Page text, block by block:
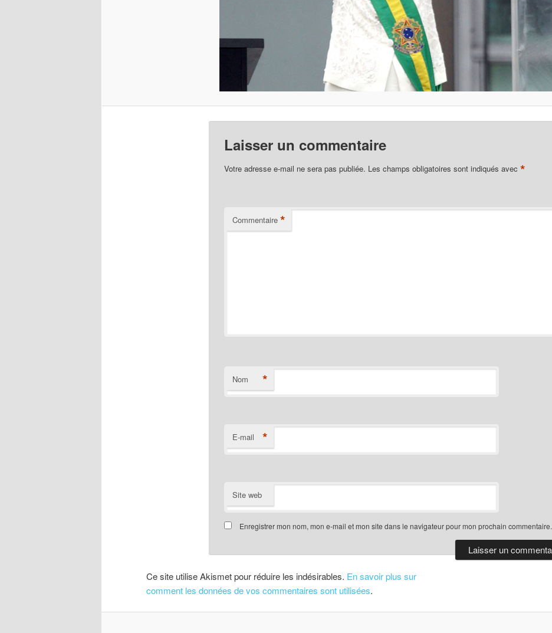
Laisser un commentaire
Votre adresse e-mail ne sera pas publiée. Les champs obligatoires sont indiqués avec *
Commentaire *
Nom *
E-mail *
Site web
Enregistrer mon nom, mon e-mail et mon site dans le navigateur pour mon prochain commentaire.
Ce site utilise Akismet pour réduire les indésirables. En savoir plus sur
comment les données de vos commentaires sont utilisées.